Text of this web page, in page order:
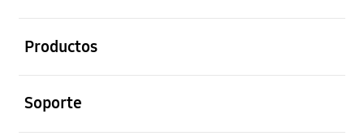
Productos
Soporte